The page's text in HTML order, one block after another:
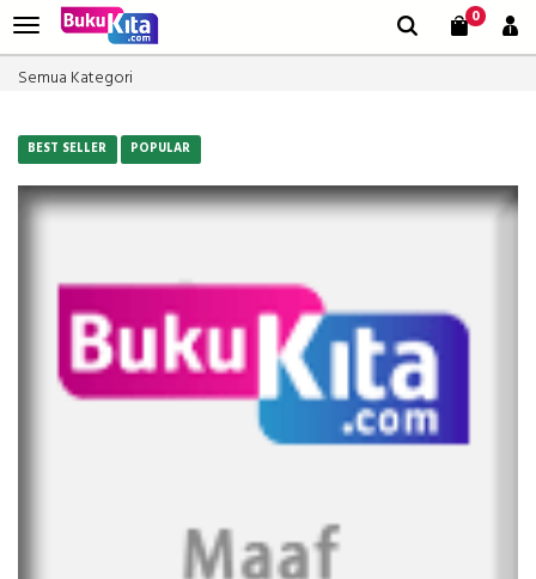
0
Semua Kategori
BEST SELLER POPULAR